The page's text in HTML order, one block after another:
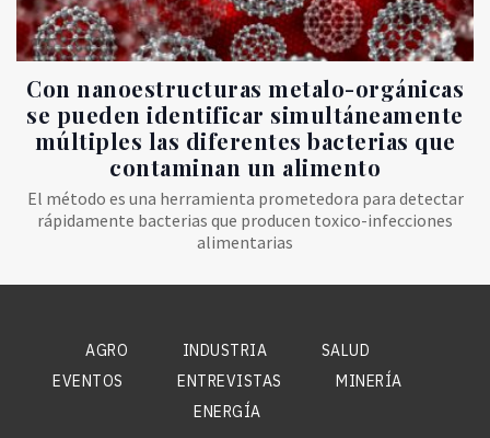
Con nanoestructuras metalo-orgánicas
se pueden identificar simultáneamente
múltiples las diferentes bacterias que
contaminan un alimento
El método es una herramienta prometedora para detectar
rápidamente bacterias que producen toxico-infecciones
alimentarias
AGRO INDUSTRIA
SALUD
EVENTOS
ENTREVISTAS
MINERÍA
ENERGÍA